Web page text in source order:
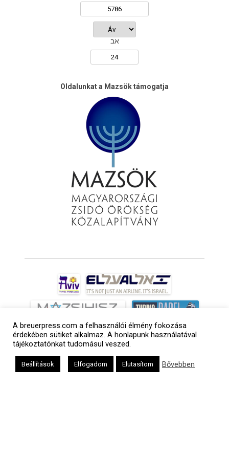
אב
Oldalunkat a Mazsök támogatja
A breuerpress.com a felhasználói élmény fokozása
érdekében sütiket alkalmaz. A honlapunk használatával
tájékoztatónkat tudomásul veszed.
Beállítások Elfogadom Elutasítom Bővebben